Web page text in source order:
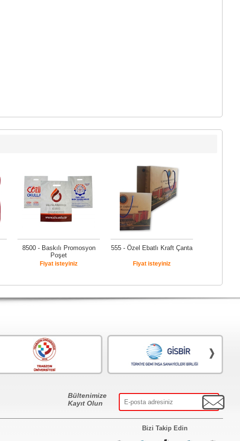
8500 - Baskılı Promosyon
Poşet
Fiyat isteyiniz
555 - Özel Ebatlı Kraft Çanta
Fiyat isteyiniz
Bültenimize
Kayıt Olun
Bizi Takip Edin